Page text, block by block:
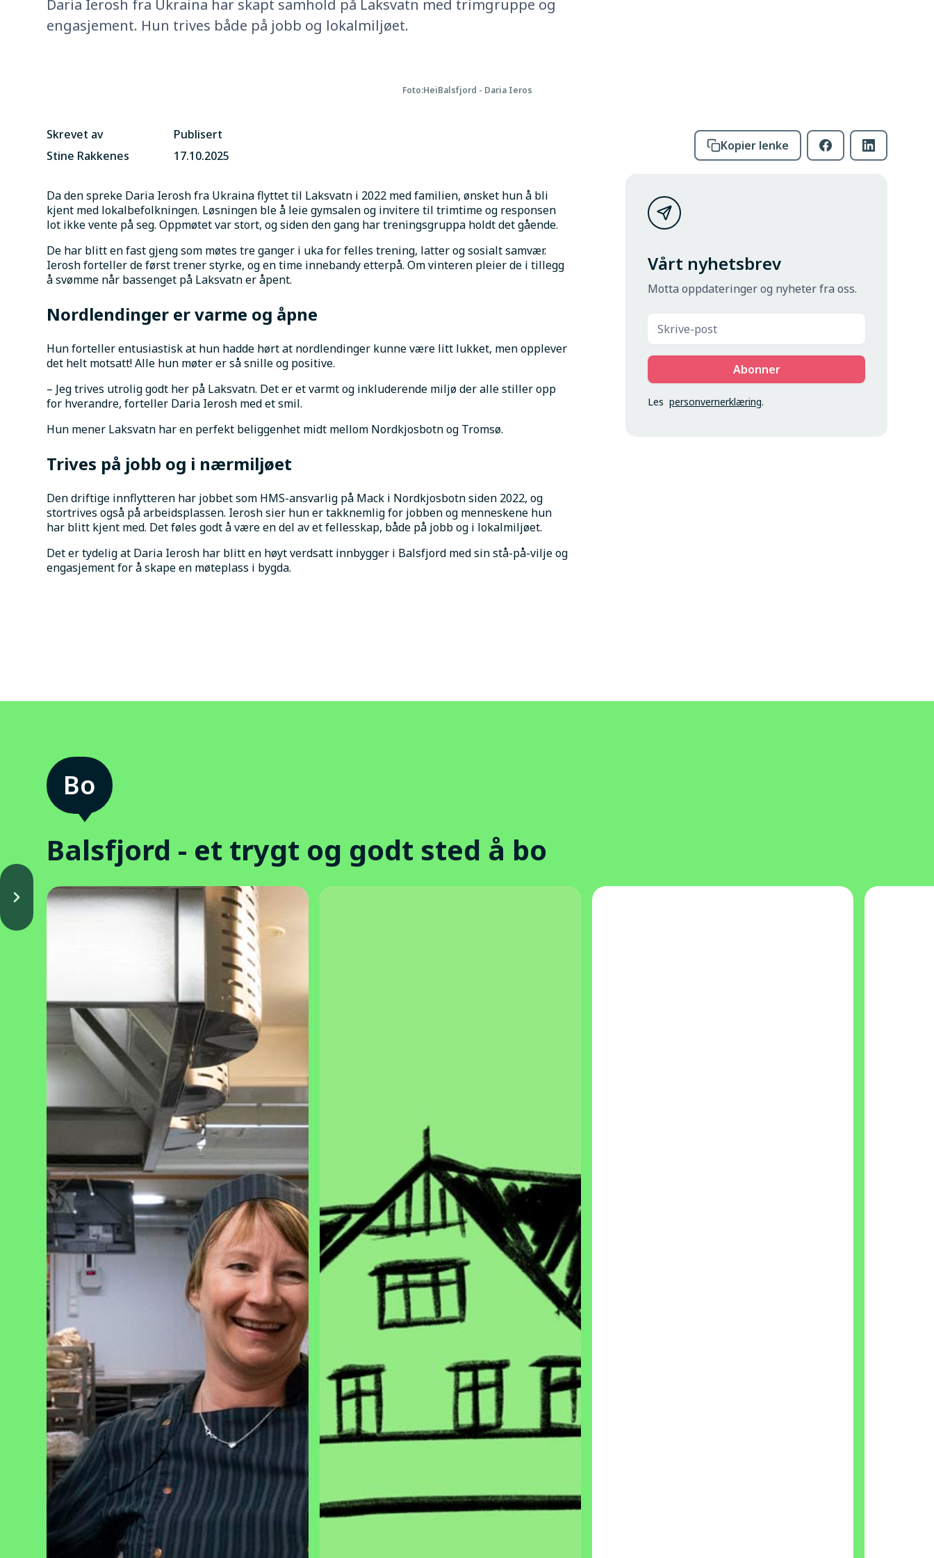
Daria Ierosh fra Ukraina har skapt samhold på Laksvatn med trimgruppe og
engasjement. Hun trives både på jobb og lokalmiljøet.
Foto:HeiBalsfjord - Daria Ieros
Skrevet av
Stine Rakkenes
Publisert
17.10.2025
Kopier lenke
Da den spreke Daria Ierosh fra Ukraina flyttet til Laksvatn i 2022 med familien, ønsket hun å bli
kjent med lokalbefolkningen. Løsningen ble å leie gymsalen og invitere til trimtime og responsen
lot ikke vente på seg. Oppmøtet var stort, og siden den gang har treningsgruppa holdt det gående.
De har blitt en fast gjeng som møtes tre ganger i uka for felles trening, latter og sosialt samvær.
Ierosh forteller de først trener styrke, og en time innebandy etterpå. Om vinteren pleier de i tillegg
å svømme når bassenget på Laksvatn er åpent.
Nordlendinger er varme og åpne
Hun forteller entusiastisk at hun hadde hørt at nordlendinger kunne være litt lukket, men opplever
det helt motsatt! Alle hun møter er så snille og positive.
– Jeg trives utrolig godt her på Laksvatn. Det er et varmt og inkluderende miljø der alle stiller opp
for hverandre, forteller Daria Ierosh med et smil.
Hun mener Laksvatn har en perfekt beliggenhet midt mellom Nordkjosbotn og Tromsø.
Trives på jobb og i nærmiljøet
Den driftige innflytteren har jobbet som HMS-ansvarlig på Mack i Nordkjosbotn siden 2022, og
stortrives også på arbeidsplassen. Ierosh sier hun er takknemlig for jobben og menneskene hun
har blitt kjent med. Det føles godt å være en del av et fellesskap, både på jobb og i lokalmiljøet.
Det er tydelig at Daria Ierosh har blitt en høyt verdsatt innbygger i Balsfjord med sin stå-på-vilje og
engasjement for å skape en møteplass i bygda.
Vårt nyhetsbrev
Motta oppdateringer og nyheter fra oss.
Lespersonvernerklæring.
Balsfjord - et trygt og godt sted å bo